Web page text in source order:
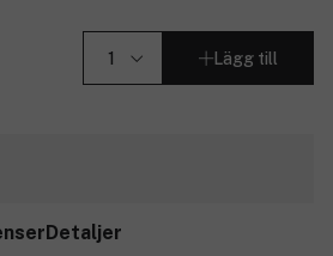
Lägg till
Detaljer